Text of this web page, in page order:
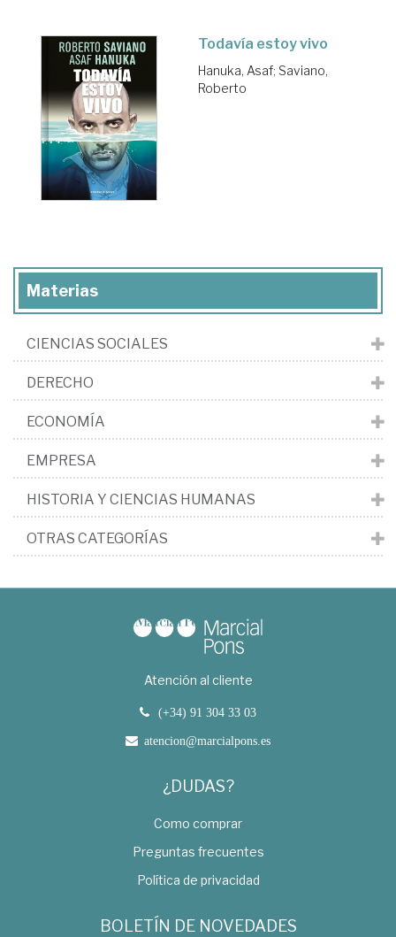
Todavía estoy vivo
Hanuka, Asaf; Saviano,
Roberto
Materias
CIENCIAS SOCIALES
DERECHO
ECONOMÍA
EMPRESA
HISTORIA Y CIENCIAS HUMANAS
OTRAS CATEGORÍAS
Atención al cliente
(+34) 91 304 33 03
atencion@marcialpons.es
¿DUDAS?
Como comprar
Preguntas frecuentes
Política de privacidad
BOLETÍN DE NOVEDADES